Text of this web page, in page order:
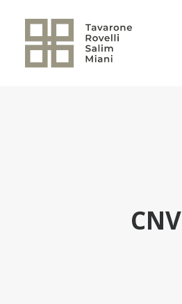
TRANSACCIONES RELEVANTES
CNV